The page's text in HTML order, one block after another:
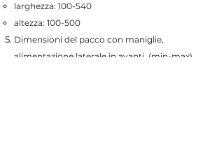
larghezza: 100-540
altezza: 100-500
Dimensioni del pacco con maniglie,
alimentazione laterale in avanti, (min-max),